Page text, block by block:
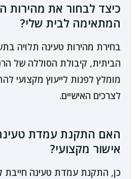
כיצד לבחור את מהירות
המתאימה לבית שלי?
בחירת מהירות טעינה תלויה
הביתית, קיבולת הסוללה של
מומלץ לפנות לייעוץ מקצועי
לצרכים האישיים.
האם התקנת עמדת
אישור מקצועי?
כן, התקנת עמדת טעינה חייבת